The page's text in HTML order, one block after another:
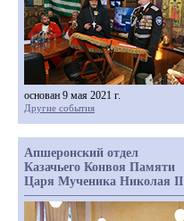
основан 9 мая 2021 г.
Другие события
Апшеронский отдел
Казачьего Конвоя Памяти
Царя Мученика Николая II